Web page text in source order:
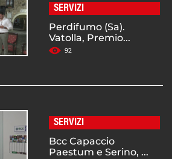
SERVIZI
Perdifumo (Sa).
Vatolla, Premio...
92
SERVIZI
Bcc Capaccio
Paestum e Serino, ...